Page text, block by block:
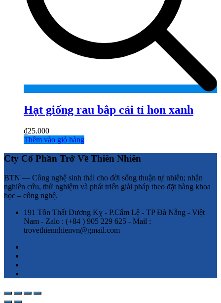
Hạt giống rau bắp cải tí hon xanh
₫25.000
Thêm vào giỏ hàng
Cty Cổ Phần Trở Về Thiên Nhiên
BTN — Công nghệ sinh thái cho đời sống thuận tự nhiên; nhận
nghiên cứu, thử nghiệm và phát triển giải pháp theo đặt hàng khoa
học – công nghệ.
191 Tôn Thất Dương Kỵ - P.Cẩm Lệ - TP Đà Nẵng - Việt
Nam - Zalo : (+84 ) 905 229 625 - Mail :
trovethiennhienvn@gmail.com